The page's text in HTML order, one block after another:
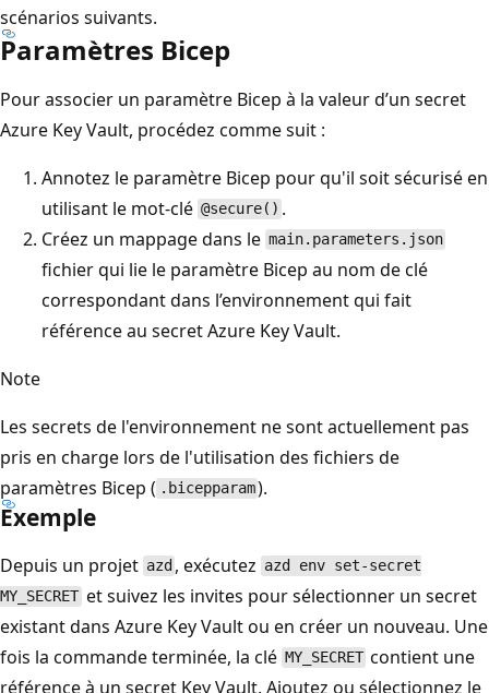
scénarios suivants.
Paramètres Bicep
Pour associer un paramètre Bicep à la valeur d’un secret
Azure Key Vault, procédez comme suit :
Annotez le paramètre Bicep pour qu'il soit sécurisé en
utilisant le mot-clé @secure() .
Créez un mappage dans le main.parameters.json
fichier qui lie le paramètre Bicep au nom de clé
correspondant dans l’environnement qui fait
référence au secret Azure Key Vault.
Note
Les secrets de l'environnement ne sont actuellement pas
pris en charge lors de l'utilisation des fichiers de
paramètres Bicep ( .bicepparam).
Exemple
Depuis un projet azd , exécutez azd env set-secret
MY_SECRET et suivez les invites pour sélectionner un secret
existant dans Azure Key Vault ou en créer un nouveau. Une
fois la commande terminée, la clé MY_SECRET contient une
référence à un secret Key Vault. Ajoutez ou sélectionnez le